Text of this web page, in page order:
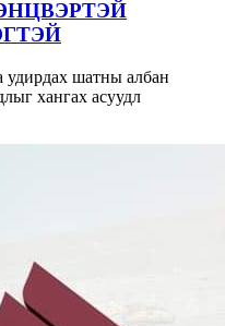
удирдах шатны албан
хангах асуудл